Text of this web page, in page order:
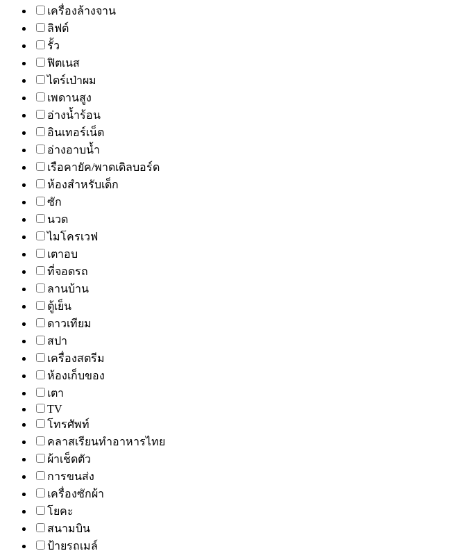
เครื่องล้างจาน
ลิฟต์
รั้ว
ฟิตเนส
ไดร์เป่าผม
เพดานสูง
อ่างน้ำร้อน
อินเทอร์เน็ต
อ่างอาบน้ำ
เรือคายัค/พาดเดิลบอร์ด
ห้องสำหรับเด็ก
ซัก
นวด
ไมโครเวฟ
เตาอบ
ที่จอดรถ
ลานบ้าน
ตู้เย็น
ดาวเทียม
สปา
เครื่องสตรีม
ห้องเก็บของ
เตา
TV
โทรศัพท์
คลาสเรียนทำอาหารไทย
ผ้าเช็ดตัว
การขนส่ง
เครื่องซักผ้า
โยคะ
สนามบิน
ป้ายรถเมล์